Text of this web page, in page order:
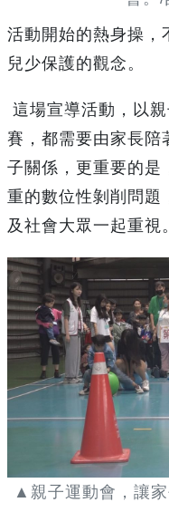
活動開始的熱身操，
兒少保護的觀念。
這場宣導活動，以
賽，都需要由家長陪
子關係，更重要的是
重的數位性剝削問題
及社會大眾一起重視。
▲親子運動會，讓